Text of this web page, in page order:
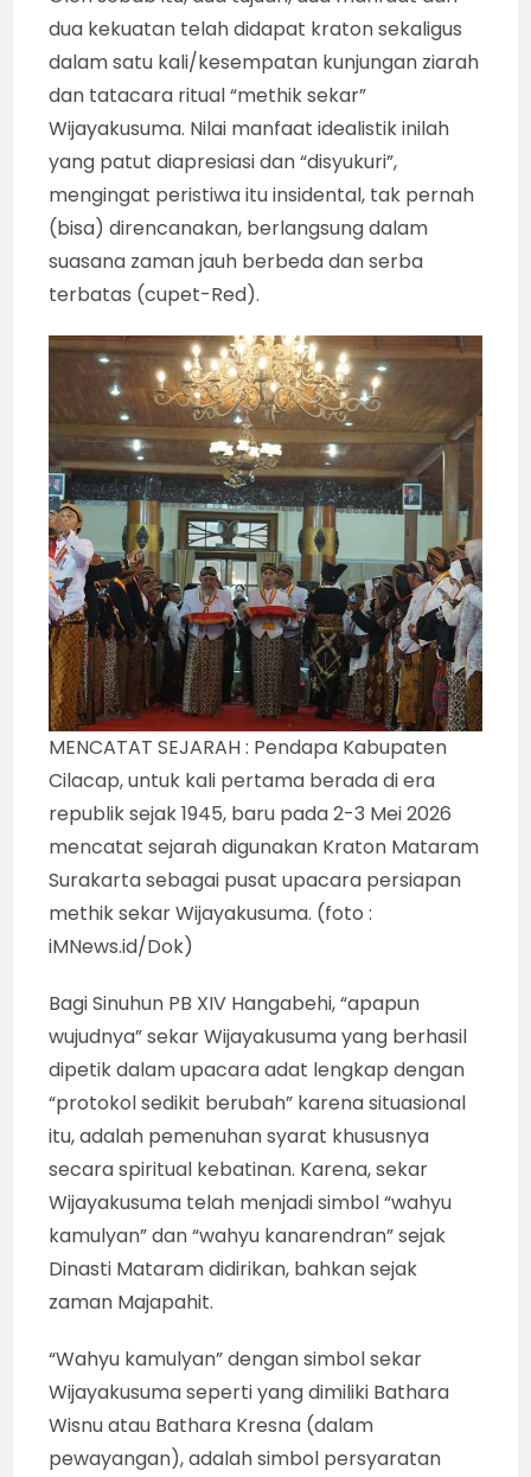
dua kekuatan telah didapat kraton sekaligus
dalam satu kali/kesempatan kunjungan ziarah
dan tatacara ritual “methik sekar”
Wijayakusuma. Nilai manfaat idealistik inilah
yang patut diapresiasi dan “disyukuri”,
mengingat peristiwa itu insidental, tak pernah
(bisa) direncanakan, berlangsung dalam
suasana zaman jauh berbeda dan serba
terbatas (cupet-Red).
MENCATAT SEJARAH : Pendapa Kabupaten
Cilacap, untuk kali pertama berada di era
republik sejak 1945, baru pada 2-3 Mei 2026
mencatat sejarah digunakan Kraton Mataram
Surakarta sebagai pusat upacara persiapan
methik sekar Wijayakusuma. (foto :
iMNews.id/Dok)
Bagi Sinuhun PB XIV Hangabehi, “apapun
wujudnya” sekar Wijayakusuma yang berhasil
dipetik dalam upacara adat lengkap dengan
“protokol sedikit berubah” karena situasional
itu, adalah pemenuhan syarat khususnya
secara spiritual kebatinan. Karena, sekar
Wijayakusuma telah menjadi simbol “wahyu
kamulyan” dan “wahyu kanarendran” sejak
Dinasti Mataram didirikan, bahkan sejak
zaman Majapahit.
“Wahyu kamulyan” dengan simbol sekar
Wijayakusuma seperti yang dimiliki Bathara
Wisnu atau Bathara Kresna (dalam
pewayangan), adalah simbol persyaratan